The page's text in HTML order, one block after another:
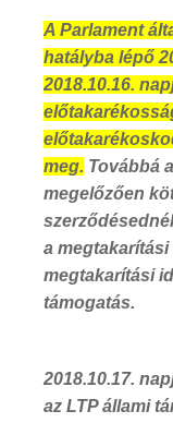
A Parlament
hatályba lépő
2018.10.16.
meg. Továbbá
megelőzően
a
megtakarítási
támogatás.
2018.10.17.
az LTP állami